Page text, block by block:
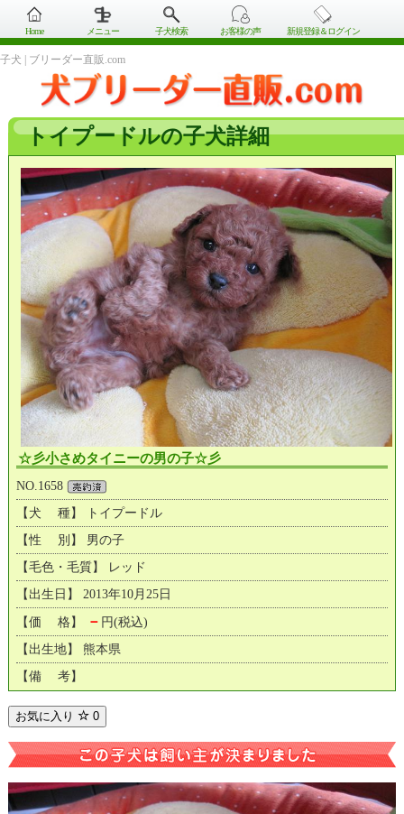
Home メニュー 子犬検索 お客様の声 新規登録＆ログイン
子犬 | ブリーダー直販.com
トイプードルの子犬詳細
☆彡小さめタイニーの男の子☆彡
NO.1658
【犬 種】 トイプードル
【性 別】 男の子
【毛色・毛質】 レッド
【出生日】 2013年10月25日
【価 格】 － 円(税込)
【出生地】 熊本県
【備 考】
お気に入り 0